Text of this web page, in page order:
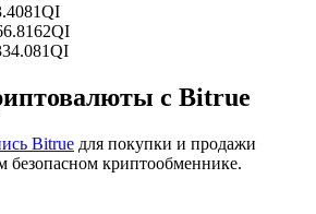
данных, включая торговую информацию
QI
QI
QI
с Bitrue
Bitrue для покупки и продажи
безопасном криптообменнике.